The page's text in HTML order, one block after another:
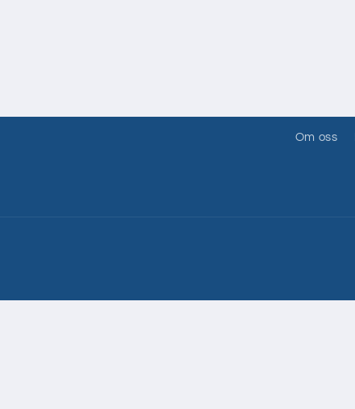
Om oss